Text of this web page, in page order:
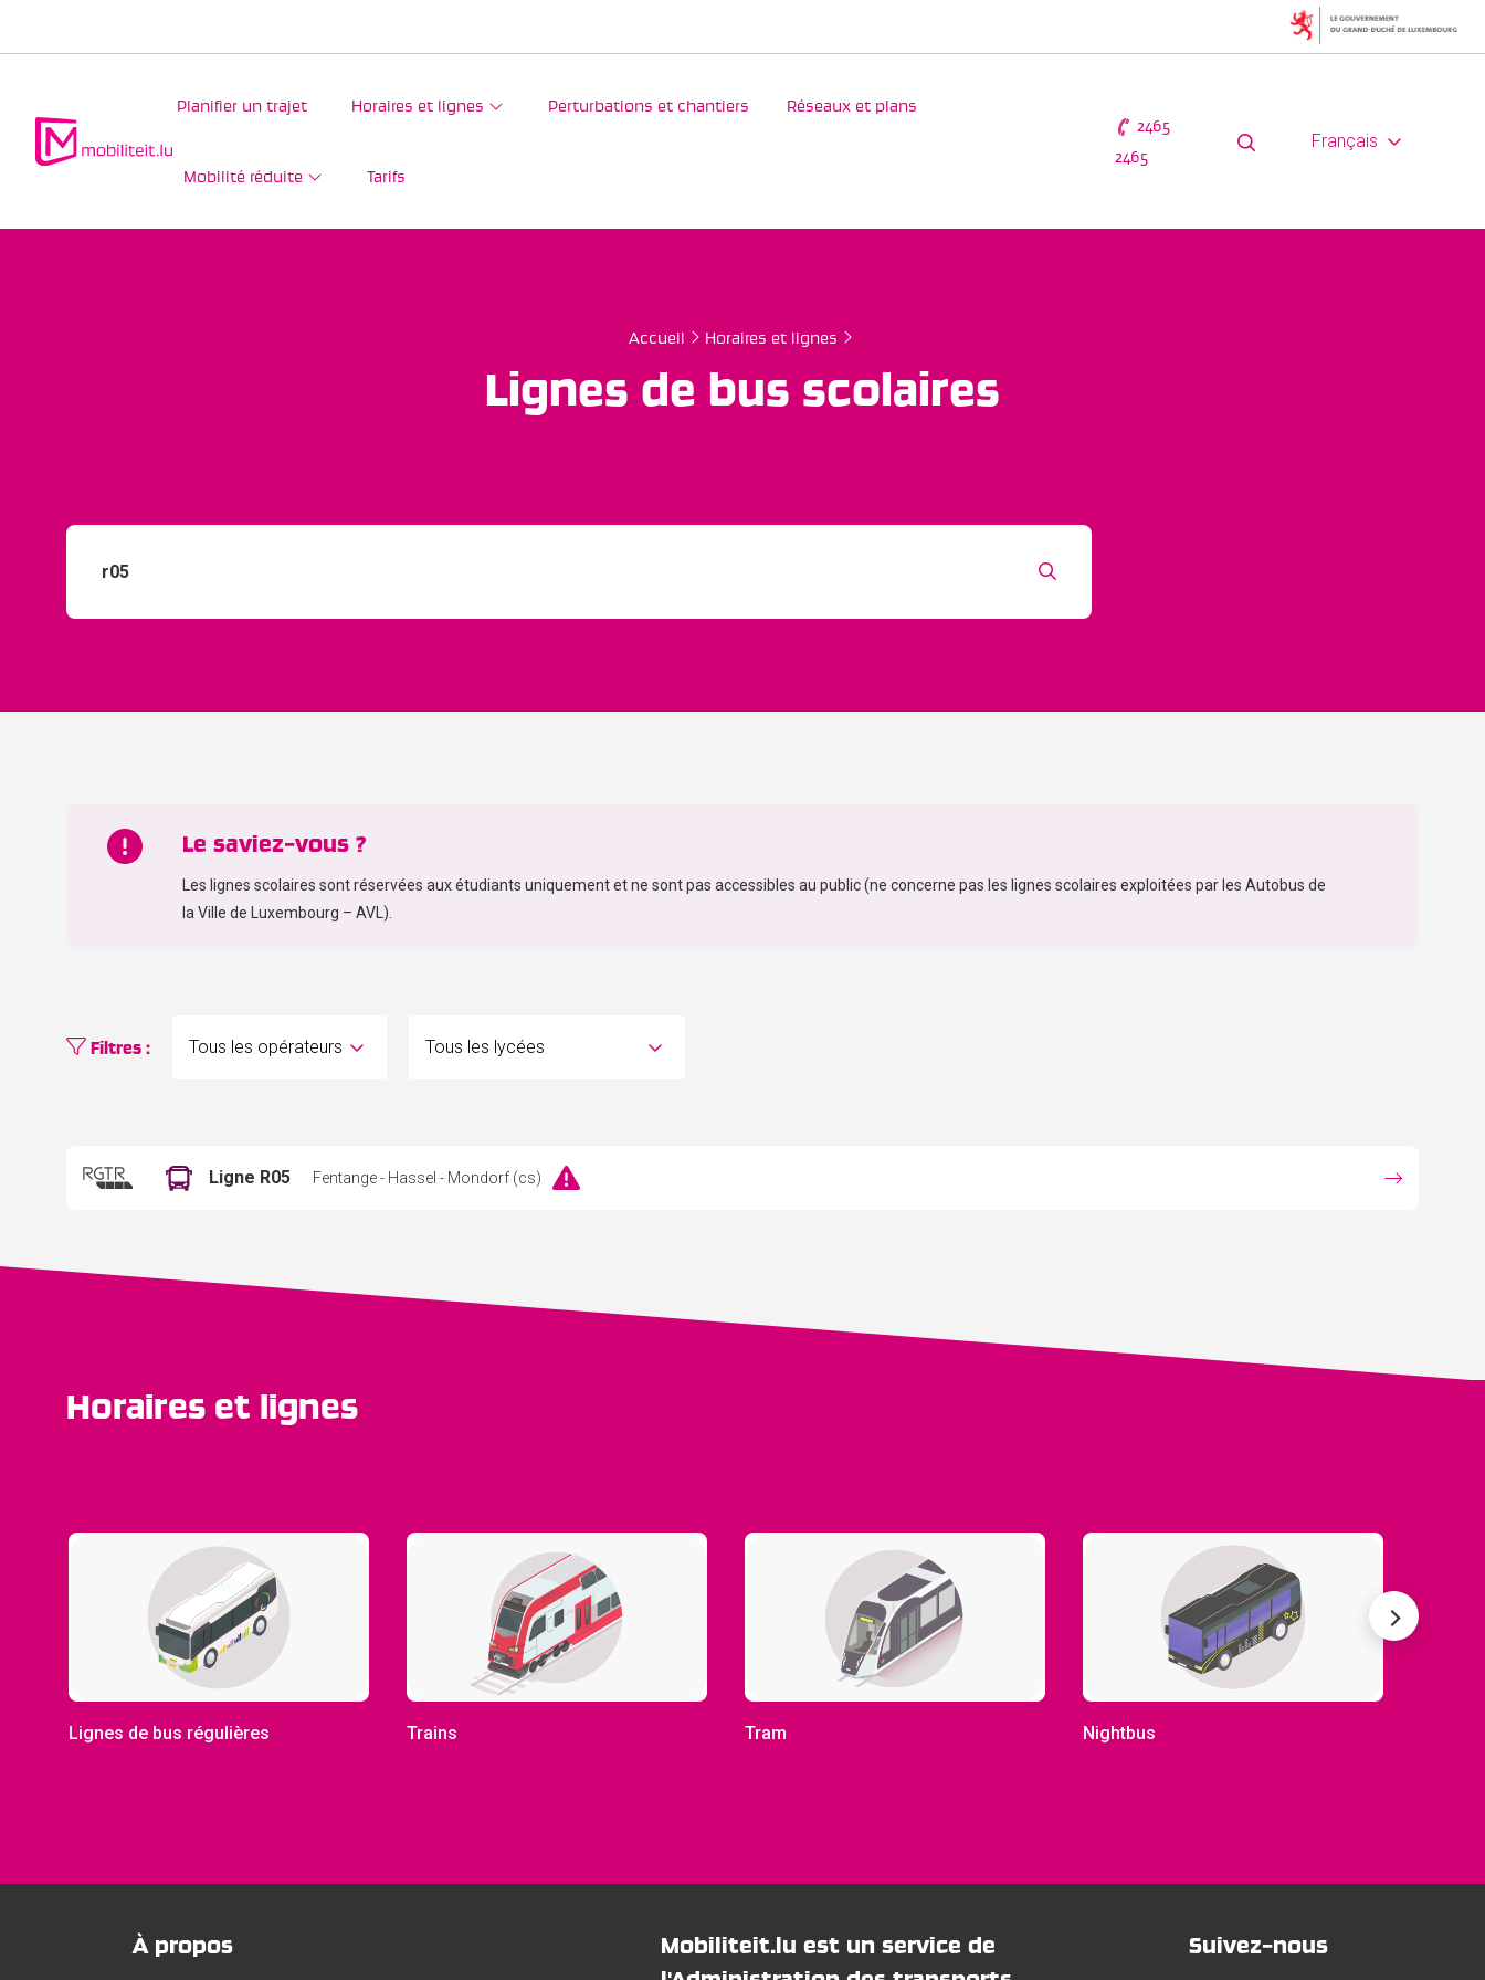
Planifier un trajet Horaires et lignes Perturbations et chantiers Réseaux et plans
Mobilité réduite Tarifs
2465
2465
Français
Accueil Horaires et lignes
Lignes de bus scolaires
Le saviez-vous ?
Les lignes scolaires sont réservées aux étudiants uniquement et ne sont pas accessibles au public (ne concerne pas les lignes scolaires exploitées par les Autobus de
la Ville de Luxembourg – AVL).
Filtres :
Ligne R05 Fentange - Hassel - Mondorf (cs)
Horaires et lignes
Lignes de bus régulières Trains Tram Nightbus
À propos
Mobiliteit.lu est un service de
Suivez-nous